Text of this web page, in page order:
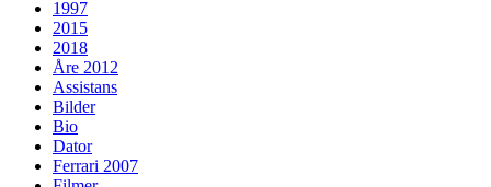
1997
2015
2018
Åre 2012
Assistans
Bilder
Bio
Dator
Ferrari 2007